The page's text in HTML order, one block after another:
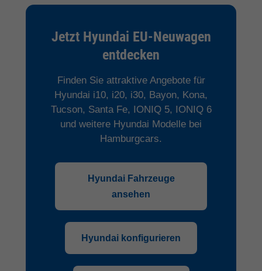
Jetzt Hyundai EU-Neuwagen
entdecken
Finden Sie attraktive Angebote für
Hyundai i10, i20, i30, Bayon, Kona,
Tucson, Santa Fe, IONIQ 5, IONIQ 6
und weitere Hyundai Modelle bei
Hamburgcars.
Hyundai Fahrzeuge
ansehen
Hyundai konfigurieren